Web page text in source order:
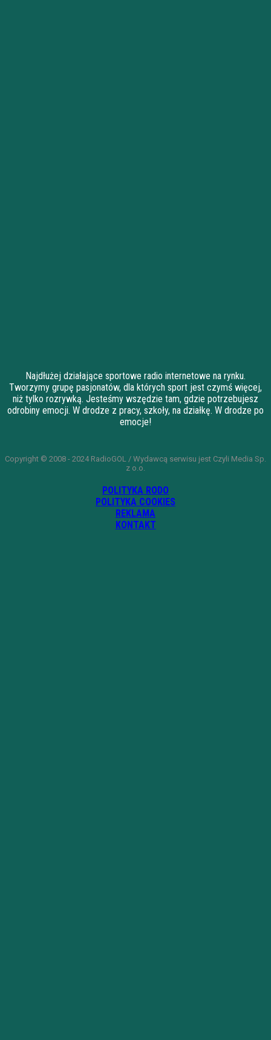
Najdłużej działające sportowe radio internetowe na rynku.
Tworzymy grupę pasjonatów, dla których sport jest czymś więcej,
niż tylko rozrywką. Jesteśmy wszędzie tam, gdzie potrzebujesz
odrobiny emocji. W drodze z pracy, szkoły, na działkę. W drodze po
emocje!
Copyright © 2008 - 2024 RadioGOL / Wydawcą serwisu jest Czyli Media Sp.
z o.o.
POLITYKA RODO
POLITYKA COOKIES
REKLAMA
KONTAKT